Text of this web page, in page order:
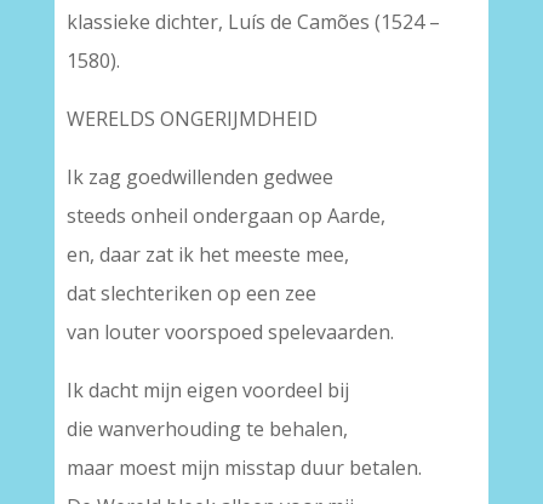
klassieke dichter, Luís de Camões (1524 –
1580).
WERELDS ONGERIJMDHEID
Ik zag goedwillenden gedwee
steeds onheil ondergaan op Aarde,
en, daar zat ik het meeste mee,
dat slechteriken op een zee
van louter voorspoed spelevaarden.
Ik dacht mijn eigen voordeel bij
die wanverhouding te behalen,
maar moest mijn misstap duur betalen.